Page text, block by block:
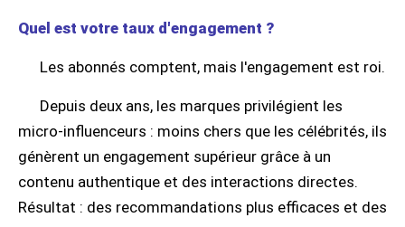
Quel est votre taux d'engagement ?
Les abonnés comptent, mais l'engagement est roi.
Depuis deux ans, les marques privilégient les
micro-influenceurs : moins chers que les célébrités, ils
génèrent un engagement supérieur grâce à un
contenu authentique et des interactions directes.
Résultat : des recommandations plus efficaces et des